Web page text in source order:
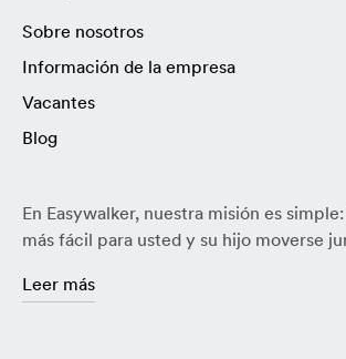
En Easywalker, nuestra misión es
más fácil para usted y su hijo moverse
Leer más
Sobre nosotros
Información de la empresa
Vacantes
Blog